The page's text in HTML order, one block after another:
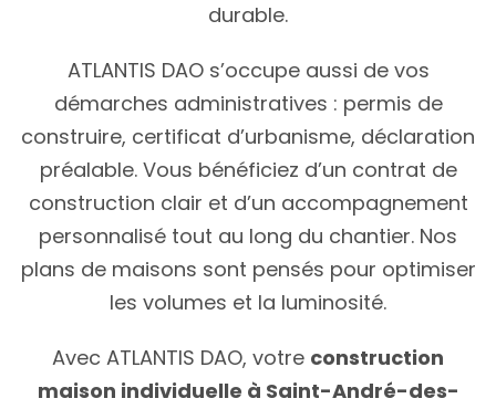
durable.
ATLANTIS DAO s’occupe aussi de vos
démarches administratives : permis de
construire, certificat d’urbanisme, déclaration
préalable. Vous bénéficiez d’un contrat de
construction clair et d’un accompagnement
personnalisé tout au long du chantier. Nos
plans de maisons sont pensés pour optimiser
les volumes et la luminosité.
Avec ATLANTIS DAO, votre construction
maison individuelle à Saint-André-des-